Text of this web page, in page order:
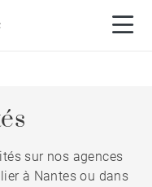
sur nos agences
à Nantes ou dans